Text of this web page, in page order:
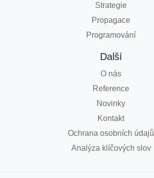
Strategie
Propagace
Programování
Další
O nás
Reference
Novinky
Kontakt
Ochrana osobních údajů
Analýza klíčových slov